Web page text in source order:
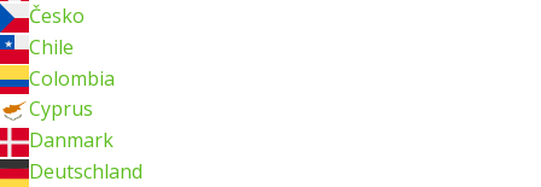
Česko
Chile
Colombia
Cyprus
Danmark
Deutschland